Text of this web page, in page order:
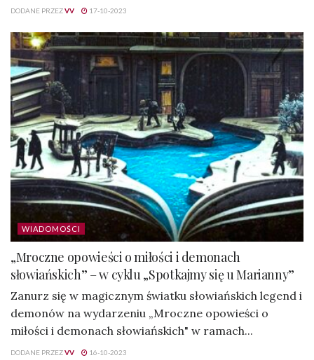
DODANE PRZEZVV 17-10-2023
WIADOMOŚCI
„Mroczne opowieści o miłości i demonach
słowiańskich” – w cyklu „Spotkajmy się u Marianny”
Zanurz się w magicznym światku słowiańskich legend i
demonów na wydarzeniu „Mroczne opowieści o
miłości i demonach słowiańskich" w ramach...
DODANE PRZEZVV 16-10-2023